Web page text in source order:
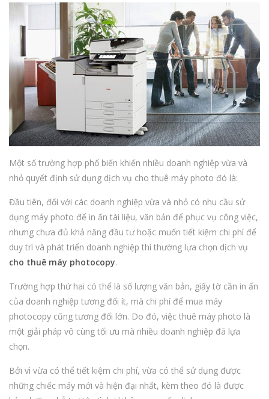
Một số trường hợp phổ biến khiến nhiều doanh nghiệp vừa và
nhỏ quyết định sử dụng dịch vụ cho thuê máy photo đó là:
Đầu tiên, đối với các doanh nghiệp vừa và nhỏ có nhu cầu sử
dụng máy photo để in ấn tài liệu, văn bản để phục vụ công việc,
nhưng chưa đủ khả năng đầu tư hoặc muốn tiết kiệm chi phí để
duy trì và phát triển doanh nghiệp thì thường lựa chọn dịch vụ
cho thuê máy photocopy.
Trường hợp thứ hai có thể là số lượng văn bản, giấy tờ cần in ấn
của doanh nghiệp tương đối ít, mà chi phí để mua máy
photocopy cũng tương đối lớn. Do đó, việc thuê máy photo là
một giải pháp vô cùng tối ưu mà nhiều doanh nghiệp đã lựa
chọn.
Bởi vì vừa có thể tiết kiệm chi phí, vừa có thể sử dụng được
những chiếc máy mới và hiện đại nhất, kèm theo đó là được